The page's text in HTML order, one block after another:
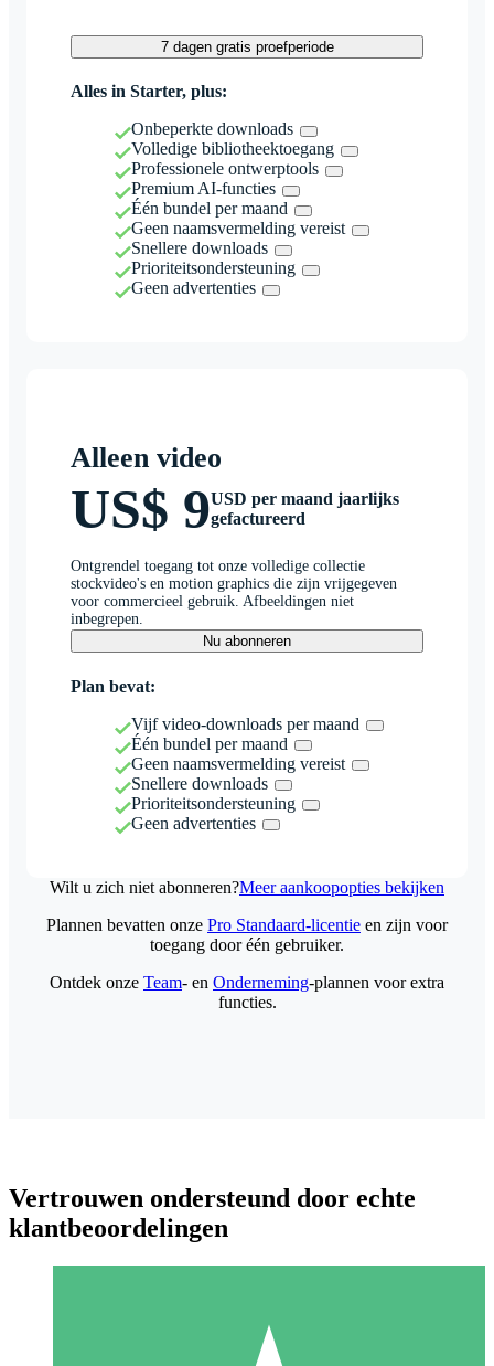
7 dagen gratis proefperiode
Alles in Starter, plus:
Onbeperkte downloads
Volledige bibliotheektoegang
Professionele ontwerptools
Premium AI-functies
Één bundel per maand
Geen naamsvermelding vereist
Snellere downloads
Prioriteitsondersteuning
Geen advertenties
Alleen video
US$ 9USD per maand jaarlijks
gefactureerd
Ontgrendel toegang tot onze volledige collectie
stockvideo's en motion graphics die zijn vrijgegeven
voor commercieel gebruik. Afbeeldingen niet
inbegrepen.
Nu abonneren
Plan bevat:
Vijf video-downloads per maand
Één bundel per maand
Geen naamsvermelding vereist
Snellere downloads
Prioriteitsondersteuning
Geen advertenties
Wilt u zich niet abonneren?Meer aankoopopties bekijken
Plannen bevatten onze Pro Standaard-licentie en zijn voor
toegang door één gebruiker.
Ontdek onze Team- en Onderneming-plannen voor extra
functies.
Vertrouwen ondersteund door echte
klantbeoordelingen